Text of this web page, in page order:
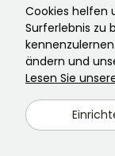
Cookies helfen
Surferlebnis zu
ändern und
Lesen Sie
Dieses